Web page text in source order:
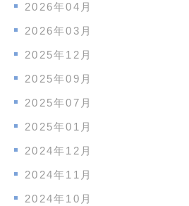
2026年04月
2026年03月
2025年12月
2025年09月
2025年07月
2025年01月
2024年12月
2024年11月
2024年10月